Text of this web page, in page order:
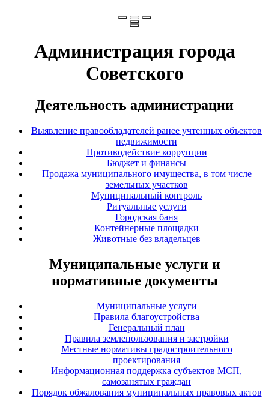
Администрация города
Советского
Деятельность администрации
Выявление правообладателей ранее учтенных объектов
недвижимости
Противодействие коррупции
Бюджет и финансы
Продажа муниципального имущества, в том числе
земельных участков
Муниципальный контроль
Ритуальные услуги
Городская баня
Контейнерные площадки
Животные без владельцев
Муниципальные услуги и
нормативные документы
Муниципальные услуги
Правила благоустройства
Генеральный план
Правила землепользования и застройки
Местные нормативы градостроительного
проектирования
Информационная поддержка субъектов МСП,
самозанятых граждан
Порядок обжалования муниципальных правовых актов